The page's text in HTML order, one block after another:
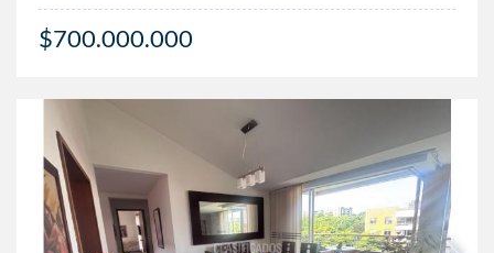
$700.000.000